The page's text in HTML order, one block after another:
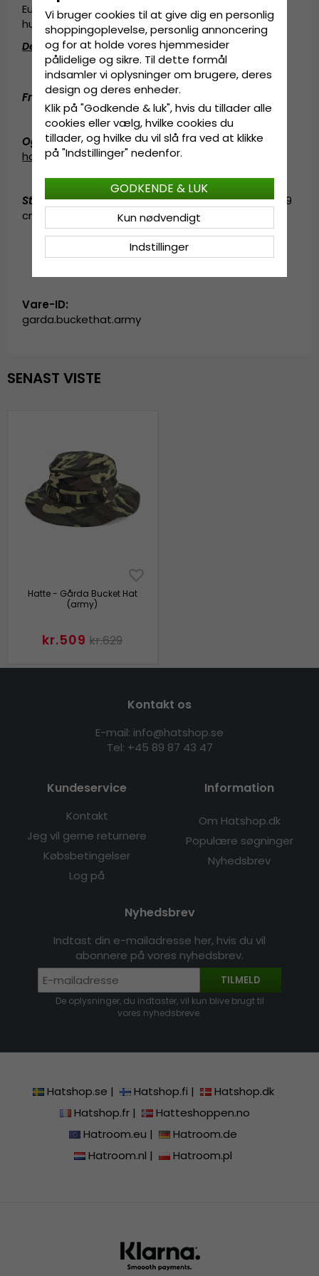
Europa kom sammen i Göteborg for et par
hundrede år siden.
Detaljeinformation:
Fremstillet af100 procentpolyester
Fremstillet af: 100 procentpolyester
Også kendt som (AKA): fedora
hat
fedorahat,solhat
Størrelsesinformation:Medium - 57 cm. Large - 59
cm. X-Large - 61 cm.
Vare-ID:
garda.buckethat.army
SENAST VISTE
Hatte - Gårda Bucket Hat
(army)
kr.509 kr.629
Kontakt os
E-mail: info@hatshop.se
Tel: +45 89 87 43 47
Kundeservice
Kontakt
Jeg vil gerne returnere
Købsbetingelser
Log på
Information
Om Hatshop.dk
Populære søgninger
Nyhedsbrev
Nyhedsbrev
Indtast din e-mailadresse her, hvis du vil
abonnere på vores nyhedsbrev.
TILMELD
De oplysninger, du indtaster, vil kun blive brugt til
vores nyhedsbreve.
Hatshop.se | Hatshop.fi |
Hatshop.dk
Hatshop.fr|
Hatteshoppen.no
Hatroom.eu |
Hatroom.de
Hatroom.nl | Hatroom.pl
Vi bruger cookies til at give dig en personlig
shoppingoplevelse, personlig annoncering
og for at holde vores hjemmesider
pålidelige og sikre. Til dette formål
indsamler vi oplysninger om brugere, deres
design og deres enheder.
Klik på "Godkende & luk", hvis du tillader alle
cookies eller vælg, hvilke cookies du
tillader, og hvilke du vil slå fra ved at klikke
på "Indstillinger" nedenfor.
Indstillinger
Kun nødvendigt
GODKENDE & LUK